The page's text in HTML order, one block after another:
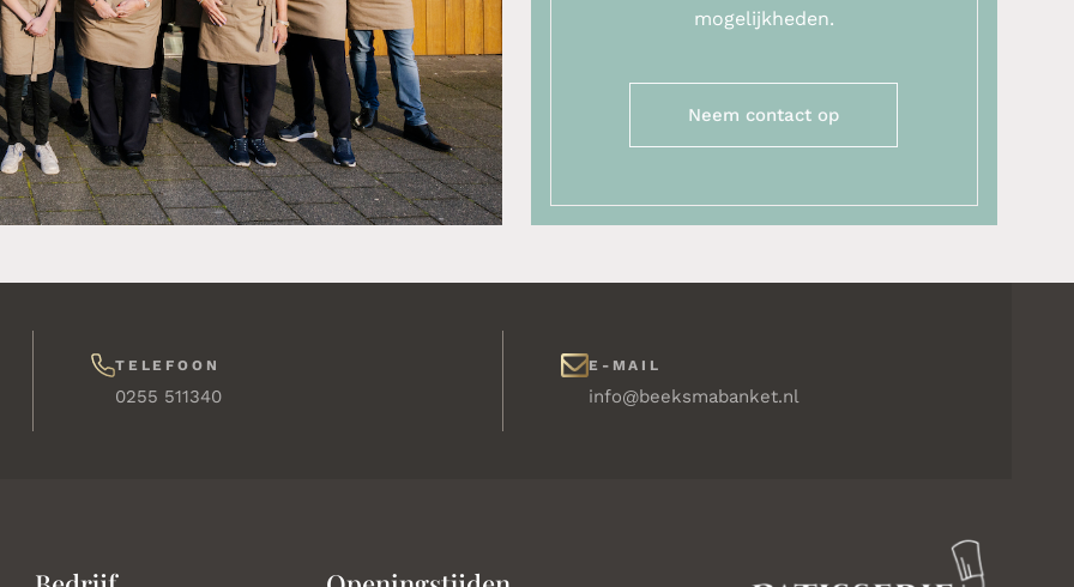
mogelijkheden.
Neem contact op
TELEFOON
0255 511340
E-MAIL
info@beeksmabanket.nl